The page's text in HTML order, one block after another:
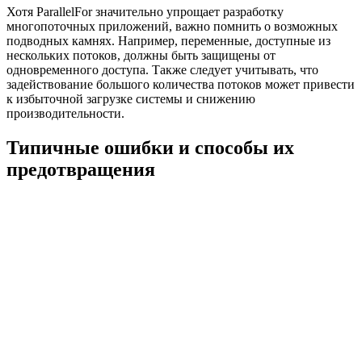
Хотя ParallelFor значительно упрощает разработку
многопоточных приложений, важно помнить о возможных
подводных камнях. Например, переменные, доступные из
нескольких потоков, должны быть защищены от
одновременного доступа. Также следует учитывать, что
задействование большого количества потоков может привести
к избыточной загрузке системы и снижению
производительности.
Типичные ошибки и способы их
предотвращения